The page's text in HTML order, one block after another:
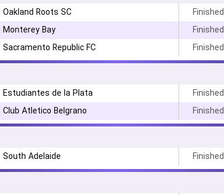
Oakland Roots SC Finished
Monterey Bay Finished
Sacramento Republic FC Finished
Estudiantes de la Plata Finished
Club Atletico Belgrano Finished
South Adelaide Finished